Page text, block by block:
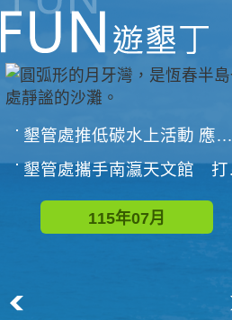
墾管處推低碳水上活動 應屆畢業生限額免費參加
墾管處攜手南瀛天文館 打造沉浸式天文探索營隊
115年07月